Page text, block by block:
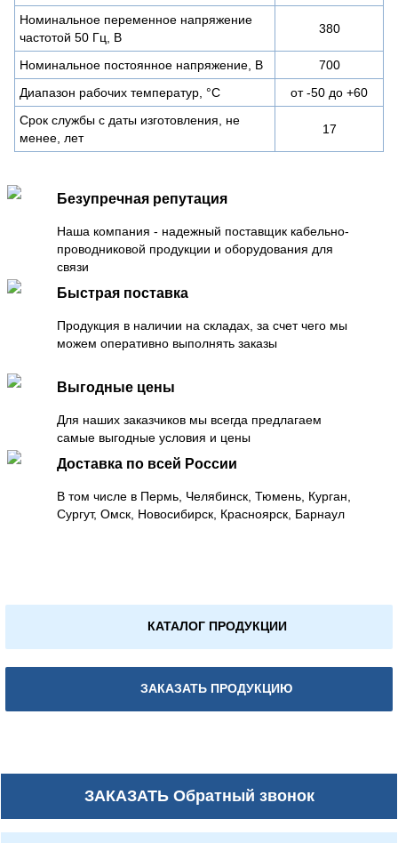
Номинальное переменное напряжение
частотой 50 Гц, В
380
Номинальное постоянное напряжение, В
700
Диапазон рабочих температур, °C
от -50 до +60
Срок службы с даты изготовления, не
менее, лет
17
Безупречная репутация
Наша компания - надежный поставщик кабельно-
проводниковой продукции и оборудования для
связи
Быстрая поставка
Продукция в наличии на складах, за счет чего мы
можем оперативно выполнять заказы
Выгодные цены
Для наших заказчиков мы всегда предлагаем
самые выгодные условия и цены
Доставка по всей России
В том числе в Пермь, Челябинск, Тюмень, Курган,
Сургут, Омск, Новосибирск, Красноярск, Барнаул
КАТАЛОГ ПРОДУКЦИИ
ЗАКАЗАТЬ ПРОДУКЦИЮ
ЗАКАЗАТЬОбратный звонок